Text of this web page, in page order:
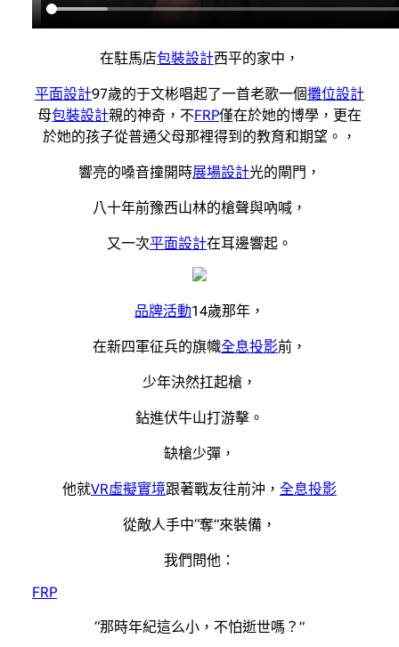
在駐馬店包裝設計西平的家中，
平面設計97歲的于文彬唱起了一首老歌一個攤位設計
母包裝設計親的神奇，不FRP僅在於她的博學，更在
於她的孩子從普通父母那裡得到的教育和期望。，
響亮的嗓音撞開時展場設計光的閘門，
八十年前豫西山林的槍聲與吶喊，
又一次平面設計在耳邊響起。
品牌活動14歲那年，
在新四軍征兵的旗幟全息投影前，
少年決然扛起槍，
鉆進伏牛山打游擊。
缺槍少彈，
他就VR虛擬實境跟著戰友往前沖， 全息投影
從敵人手中“奪”來裝備，
我們問他：
FRP
“那時年紀這么小，不怕逝世嗎？”